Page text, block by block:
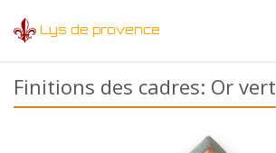
Lys de provence
Finitions des cadres: Or vert